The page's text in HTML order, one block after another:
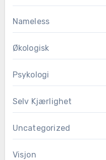
Nameless
Økologisk
Psykologi
Selv Kjærlighet
Uncategorized
Visjon